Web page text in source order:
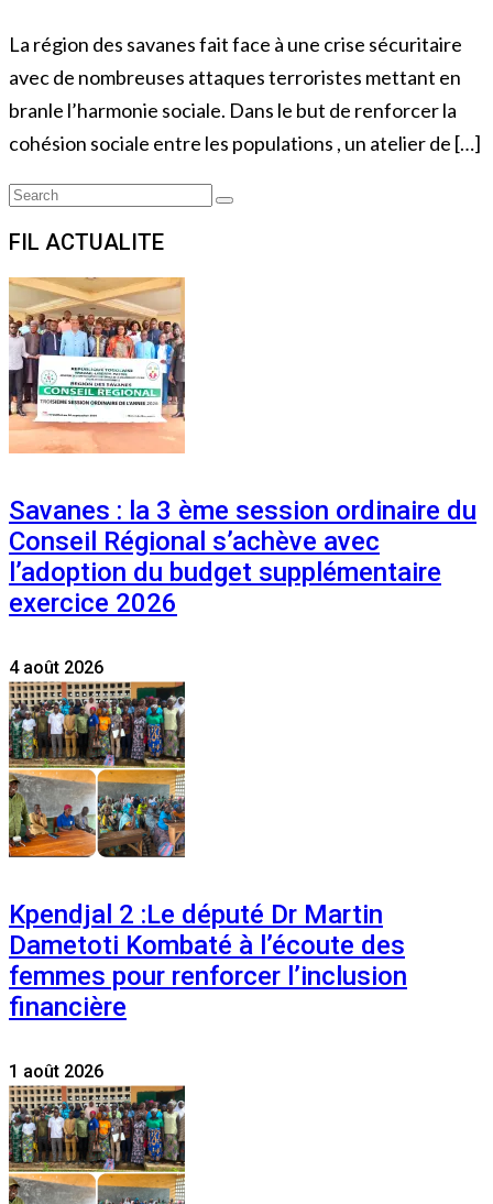
La région des savanes fait face à une crise sécuritaire
avec de nombreuses attaques terroristes mettant en
branle l’harmonie sociale. Dans le but de renforcer la
cohésion sociale entre les populations , un atelier de […]
Search
Search
FIL ACTUALITE
Savanes : la 3 ème session ordinaire du
Conseil Régional s’achève avec
l’adoption du budget supplémentaire
exercice 2026
4 août 2026
Kpendjal 2 :Le député Dr Martin
Dametoti Kombaté à l’écoute des
femmes pour renforcer l’inclusion
financière
1 août 2026